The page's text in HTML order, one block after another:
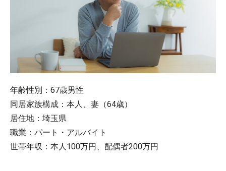
年齢性別：67歳男性
同居家族構成：本人、妻（64歳）
居住地：埼玉県
職業：パート・アルバイト
世帯年収：本人100万円、配偶者200万円